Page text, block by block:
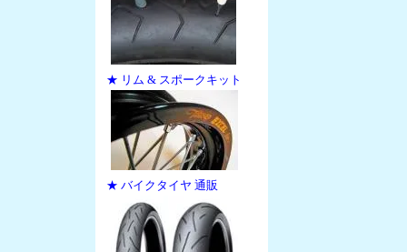
★ リム & スポークキット
★ バイクタイヤ 通販